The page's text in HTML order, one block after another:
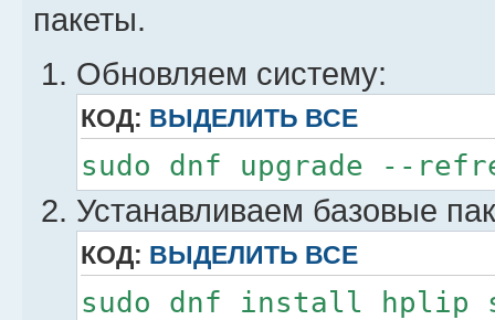
пакеты.
Обновляем систему:
КОД: ВЫДЕЛИТЬ ВСЕ
sudo dnf upgrade --
Устанавливаем базовые
КОД: ВЫДЕЛИТЬ ВСЕ
sudo dnf install hplip